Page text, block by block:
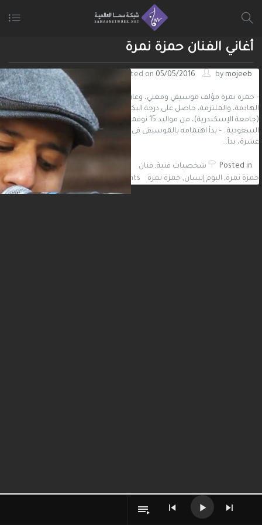
أغاني الفنان حمزة نمرة
Posted on 05/05/2016 by mojeeb
– حمزة نمرة مؤلف موسيقي ومغني، وعازف جيتار، مسلم مصري، اشتهر بأغانيه
الهادفة، والملتزمة، حاصل على درجة البكالوريوس من كلية التجارة الخارجية
(جامعة الإسكندرية)، من مواليد 15 نوفمبر 1980 م ابها – المملكة العربية
السعودية . – بدأ اهتمامه بالموسيقى في سن مبكرة. وعندما أصبح في السابعة
عشرة، بدأ...
Posted in شخصيات فنية, فنان Tagged
,أغاني الفنان
حمزة نمرة, البوم إنسان, حمزة نمرة 9 Comments